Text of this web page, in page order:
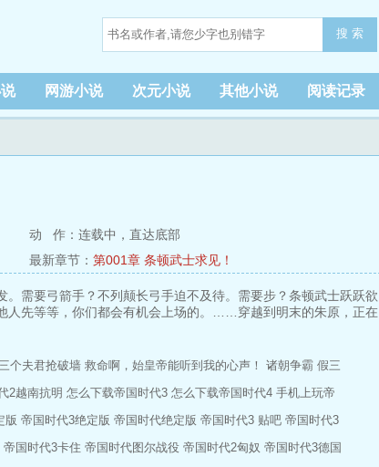
搜 索
网游小说 次元小说 其他小说 阅读记录
动 作：连载中， 直达底部
最新章节： 第001章 条顿武士求见！
需要弓箭手？不列颠长弓手迫不及待。需要步？条顿武士跃跃欲
先等等，你们都会有机会上场的。……穿越到明末的朱原，正在
个夫君抢破墙 救命啊，始皇帝能听到我的心声！ 诸朝争霸 假三
2越南抗明 怎么下载帝国时代3 怎么下载帝国时代4 手机上玩帝
版 帝国时代3绝定版 帝国时代绝定版 帝国时代3 贴吧 帝国时代3
帝国时代3卡住 帝国时代图尔战役 帝国时代2匈奴 帝国时代3德国